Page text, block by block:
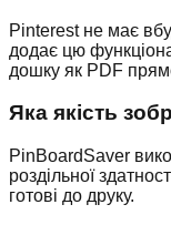
Pinterest не має
додає цю
дошку як PDF
Яка якість
PinBoardSaver
роздільної
готові до друку.